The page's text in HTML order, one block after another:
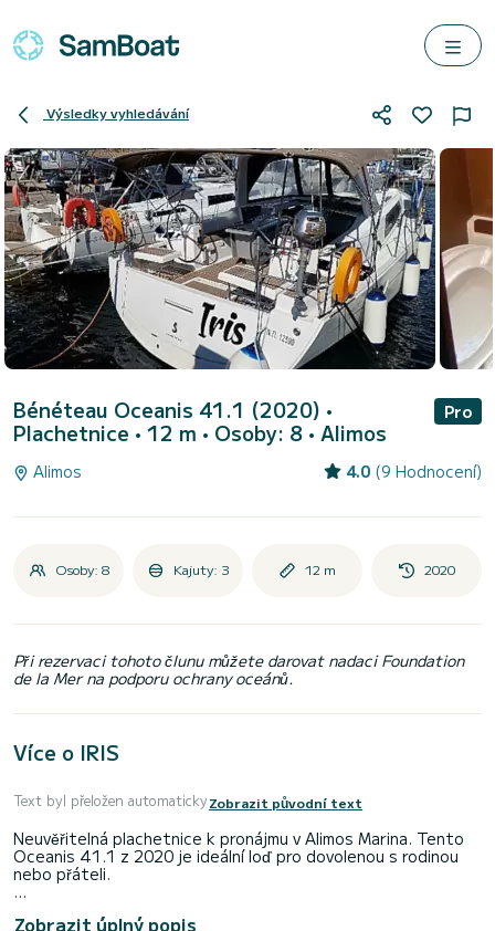
Výsledky vyhledávání
Bénéteau Oceanis 41.1 (2020) •
Plachetnice • 12 m • Osoby: 8 • Alimos
Pro
Alimos 4.0 (9 Hodnocení)
Osoby: 8 Kajuty: 3 12 m 2020
Při rezervaci tohoto člunu můžete darovat nadaci Foundation
de la Mer na podporu ochrany oceánů.
Více o IRIS
Text byl přeložen automatickyZobrazit původní text
Neuvěřitelná plachetnice k pronájmu v Alimos Marina. Tento
Oceanis 41.1 z 2020 je ideální loď pro dovolenou s rodinou
nebo přáteli.
celkovou délkou 12 metrů bude vaším nejlepším spojencem
Zobrazit úplný popis